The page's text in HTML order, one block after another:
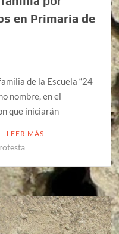
en Primaria de
de la Escuela “24
nombre, en el
que iniciarán
LEER MÁS